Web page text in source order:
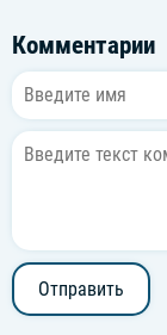
Комментарии
Отправить